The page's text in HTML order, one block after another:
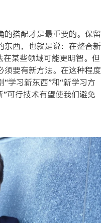
搭配才是最重要的。保留
东西，也就是说：在整合新
某些领域可能更明智。但
须要有新方法。在这种程度
“学习新东西”和“新学习方
可行技术有望使我们避免